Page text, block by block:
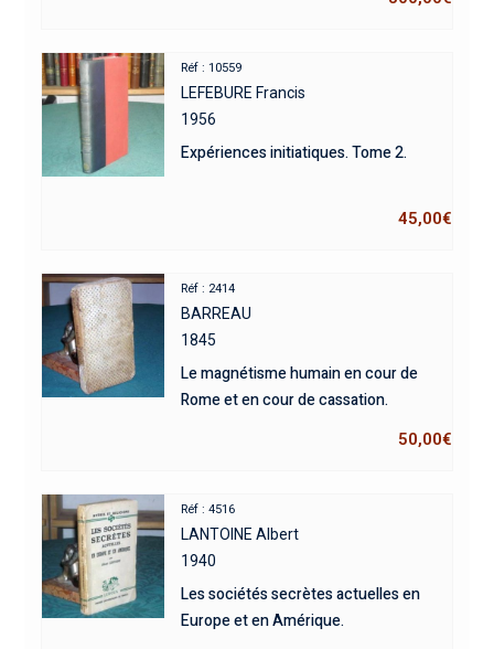
Réf : 10559
LEFEBURE Francis
1956
Expériences initiatiques. Tome 2.
45,00€
Réf : 2414
BARREAU
1845
Le magnétisme humain en cour de
Rome et en cour de cassation.
50,00€
Réf : 4516
LANTOINE Albert
1940
Les sociétés secrètes actuelles en
Europe et en Amérique.